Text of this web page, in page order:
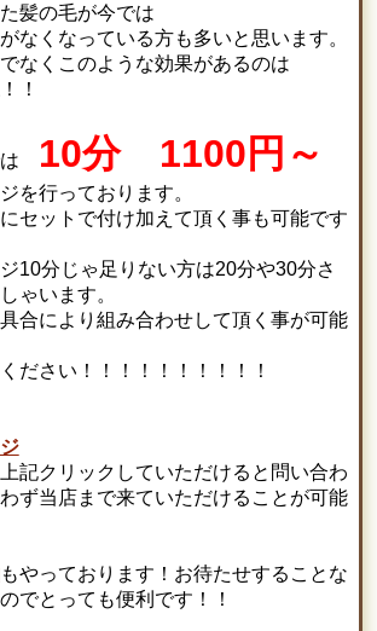
髪の毛が今では
なくなっている方も多いと思います。
なくこのような効果があるのは
！
は 10分 1100円～
を行っております。
セットで付け加えて頂く事も可能です
10分じゃ足りない方は20分や30分さ
ゃいます。
合により組み合わせして頂く事が可能
ださい！！！！！！！！！！
記クリックしていただけると問い合わ
ず当店まで来ていただけることが可能
もやっております！お待たせすることな
でとっても便利です！！